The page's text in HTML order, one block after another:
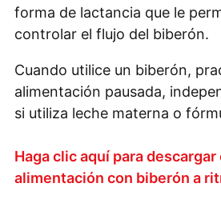
forma de lactancia que le
controlar el flujo del biberón.
Cuando utilice un biberón,
alimentación pausada,
si utiliza leche materna o
Haga clic aquí para
alimentación con biberón a